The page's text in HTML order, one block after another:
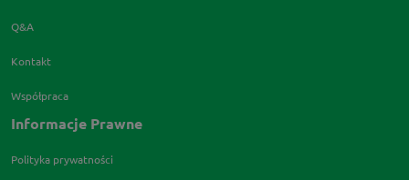
Q&A
Kontakt
Współpraca
Informacje Prawne
Polityka prywatności